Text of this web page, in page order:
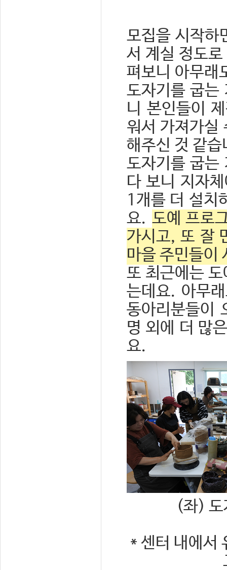
모집을 시작하
서 계실 정도
펴보니 아무래
도자기를 굽는
니 본인들이
워서 가져가실
해주신 것 같
도자기를 굽는
다 보니 지자
1개를 더 설치
요. 도예 프로
가시고, 또 잘
마을 주민들이
또 최근에는
는데요. 아무
동아리분들이
명 외에 더 많
요.
(좌) 도
* 센터 내에서